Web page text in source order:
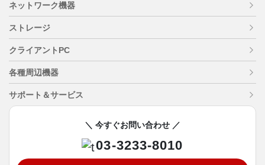
ネットワーク機器
ストレージ
クライアントPC
各種周辺機器
サポート＆サービス
＼ 今すぐお問い合わせ ／
03-3233-8010